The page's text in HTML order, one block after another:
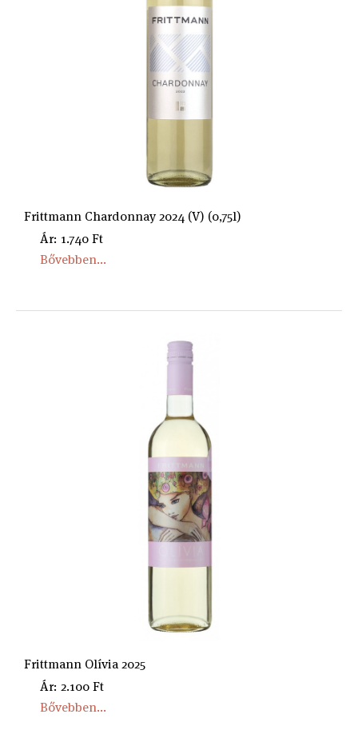
Frittmann Chardonnay 2024 (V) (0,75l)
Ár: 1.740 Ft
Bővebben...
Frittmann Olívia 2025
Ár: 2.100 Ft
Bővebben...